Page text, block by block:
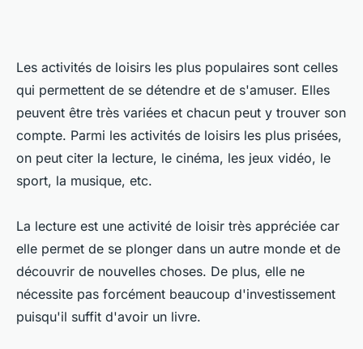
Les activités de loisirs les plus populaires sont celles
qui permettent de se détendre et de s'amuser. Elles
peuvent être très variées et chacun peut y trouver son
compte. Parmi les activités de loisirs les plus prisées,
on peut citer la lecture, le cinéma, les jeux vidéo, le
sport, la musique, etc.
La lecture est une activité de loisir très appréciée car
elle permet de se plonger dans un autre monde et de
découvrir de nouvelles choses. De plus, elle ne
nécessite pas forcément beaucoup d'investissement
puisqu'il suffit d'avoir un livre.